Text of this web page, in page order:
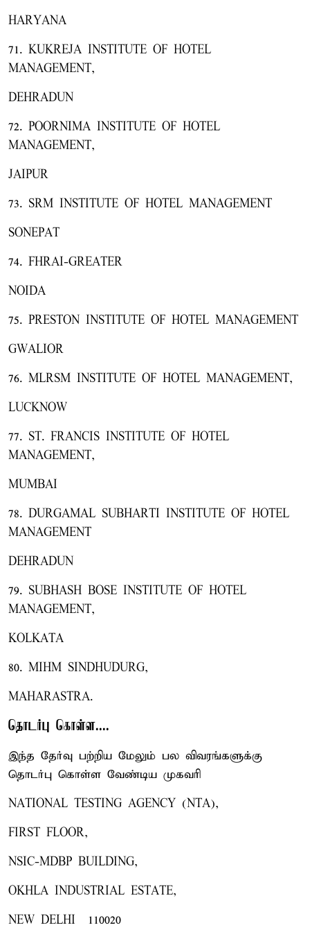
HARYANA
71. KUKREJA INSTITUTE OF HOTEL
MANAGEMENT,
DEHRADUN
72. POORNIMA INSTITUTE OF HOTEL
MANAGEMENT,
JAIPUR
73. SRM INSTITUTE OF HOTEL MANAGEMENT
SONEPAT
74. FHRAI-GREATER
NOIDA
75. PRESTON INSTITUTE OF HOTEL MANAGEMENT
GWALIOR
76. MLRSM INSTITUTE OF HOTEL MANAGEMENT,
LUCKNOW
77. ST. FRANCIS INSTITUTE OF HOTEL
MANAGEMENT,
MUMBAI
78. DURGAMAL SUBHARTI INSTITUTE OF HOTEL
MANAGEMENT
DEHRADUN
79. SUBHASH BOSE INSTITUTE OF HOTEL
MANAGEMENT,
KOLKATA
80. MIHM SINDHUDURG,
MAHARASTRA.
தொடர்பு கொள்ள....
இந்த தேர்வு பற்றிய மேலும் பல விவரங்களுக்கு
தொடர்பு கொள்ள வேண்டிய முகவரி
NATIONAL TESTING AGENCY (NTA),
FIRST FLOOR,
NSIC-MDBP BUILDING,
OKHLA INDUSTRIAL ESTATE,
NEW DELHI – 110020